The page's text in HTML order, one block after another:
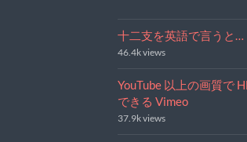
十二支を英語で言うと…
46.4k views
YouTube 以上の画質で
できる Vimeo
37.9k views